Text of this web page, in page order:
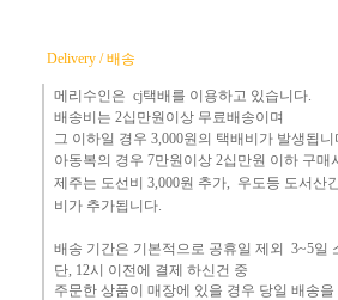
Delivery / 배송
메리수인은 cj택배를 이용하고 있습니다.
배송비는 2십만원이상 무료배송이며
그 이하일 경우 3,000원 의 택배비 가 발생됩니
아동복의 경우 7만원 이상 2십만원 이하 구매
제주는 도선비 3,000원 추가, 우도등 도서산
비가 추가됩니다.
배송 기간은 기본적으로 공휴일 제외 3~5일
단, 12시 이전에 결제 하신건 중 ​
주문한 상품이 매장에 있을 경우 당일 배송을